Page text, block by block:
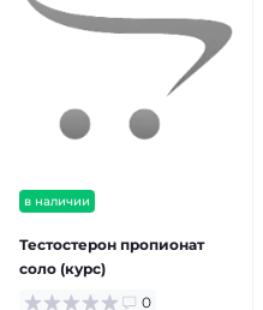
в наличии
Тестостерон пропионат
соло (курс)
0